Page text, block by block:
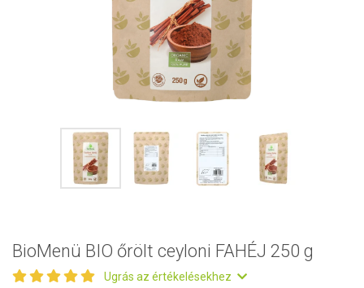
BioMenü BIO őrölt ceyloni FAHÉJ 250 g
Ugrás az értékelésekhez